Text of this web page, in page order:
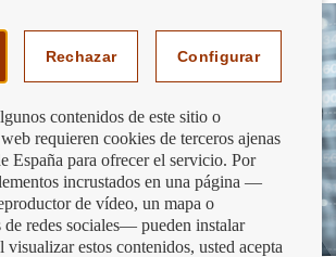
Rechazar Configurar
contenidos de este sitio o
requieren cookies de terceros ajenas
España para ofrecer el servicio. Por
incrustados en una página —
de vídeo, un mapa o
de redes sociales— pueden instalar
visualizar estos contenidos, usted acepta